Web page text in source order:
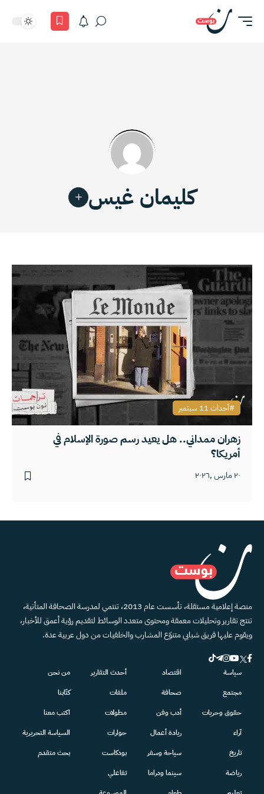
كليمان غيس
زهران ممداني.. هل يعيد رسم صورة الإسلام في
أمريكا؟
٢٠ مارس ,٢٠٢٦
أحداث 11 سبتمبر
منصة إعلامية مستقلة، تأسست عام 2013، تنتمي لمدرسة الصحافة المتأنية،
تنتج تقارير وتحليلات معمقة ومحتوى متعدد الوسائط لتقديم رؤية أعمق للأخبار،
ويقوم عليها فريق شبابي متنوّع المشارب والخلفيات من دول عربية عدة.
سياسة
مجتمع
حقوق وحريات
آراء
تاريخ
رياضة
اقتصاد
صحافة
أدب وفن
ريادة أعمال
سياحة وسفر
سينما ودراما
أحدث التقارير
ملفات
مطولات
حوارات
بودكاست
تفاعلي
من نحن
كتّابنا
اكتب معنا
السياسة التحريرية
بحث متقدم